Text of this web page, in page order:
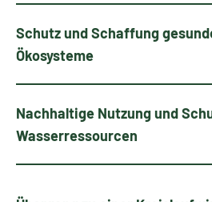
Schutz und Schaffung
Ökosysteme
Nachhaltige Nutzung und
Wasserressourcen